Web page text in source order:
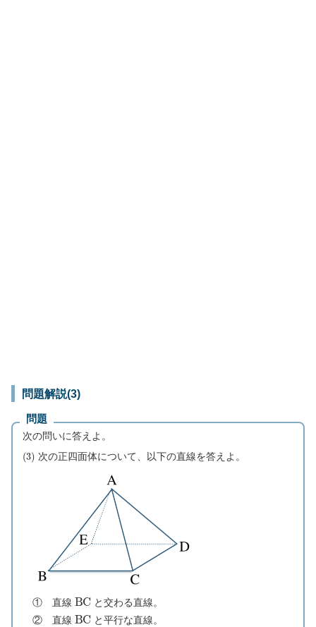
問題解説(3)
問題
次の問いに答えよ。
(3) 次の正四面体について、以下の直線を答えよ。
① 直線 BC と交わる直線。
② 直線 BC と平行な直線。